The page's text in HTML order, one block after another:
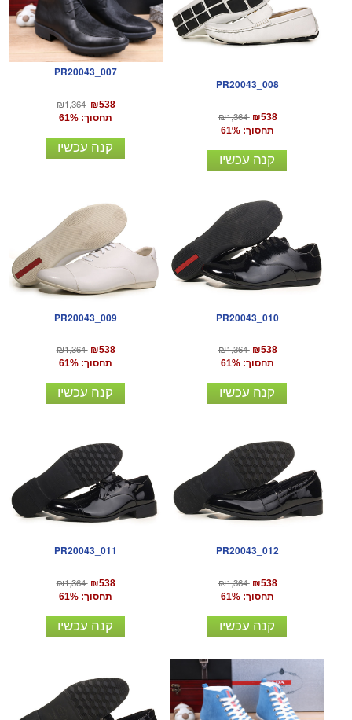
PR20043_007
₪1,364 ₪538
תחסוך: 61%
קנה עכשיו
PR20043_008
₪1,364 ₪538
תחסוך: 61%
קנה עכשיו
PR20043_009
₪1,364 ₪538
תחסוך: 61%
קנה עכשיו
PR20043_010
₪1,364 ₪538
תחסוך: 61%
קנה עכשיו
PR20043_011
₪1,364 ₪538
תחסוך: 61%
קנה עכשיו
PR20043_012
₪1,364 ₪538
תחסוך: 61%
קנה עכשיו